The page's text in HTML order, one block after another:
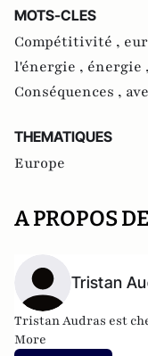
MOTS-CLES
Compétitivité ,
l'énergie , énergie ,
Conséquences ,
THEMATIQUES
Europe
A PROPOS
Tristan
Tristan Audras est
More